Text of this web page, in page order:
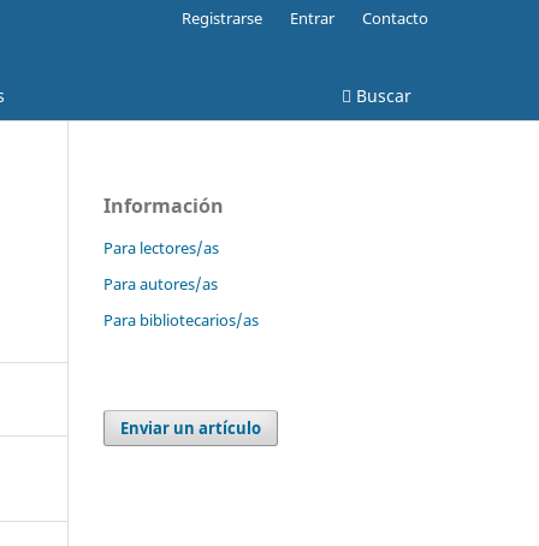
Buscar
Registrarse Entrar Contacto
Información
Para lectores/as
Para autores/as
Para bibliotecarios/as
Enviar un artículo